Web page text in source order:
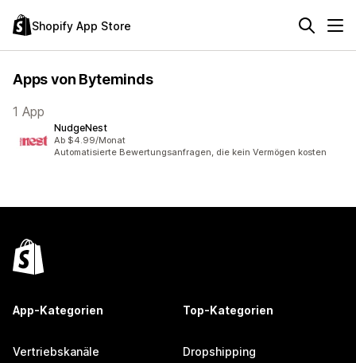
Shopify App Store
Apps von Byteminds
1 App
NudgeNest
Ab $4.99/Monat
Automatisierte Bewertungsanfragen, die kein Vermögen kosten
App-Kategorien
Vertriebskanäle
Top-Kategorien
Dropshipping